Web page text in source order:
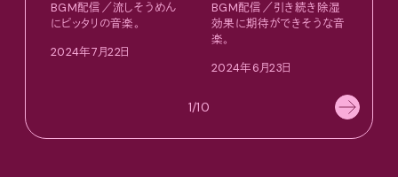
BGM配信／流しそうめん
にピッタリの音楽。
2024年7月22日
BGM配信／引き続き除湿
効果に期待ができそうな音
楽。
2024年6月23日
1/10